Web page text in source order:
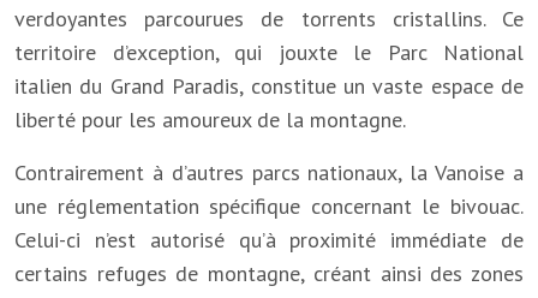
verdoyantes parcourues de torrents cristallins. Ce
territoire d’exception, qui jouxte le Parc National
italien du Grand Paradis, constitue un vaste espace de
liberté pour les amoureux de la montagne.
Contrairement à d’autres parcs nationaux, la Vanoise a
une réglementation spécifique concernant le bivouac.
Celui-ci n’est autorisé qu’à proximité immédiate de
certains refuges de montagne, créant ainsi des zones